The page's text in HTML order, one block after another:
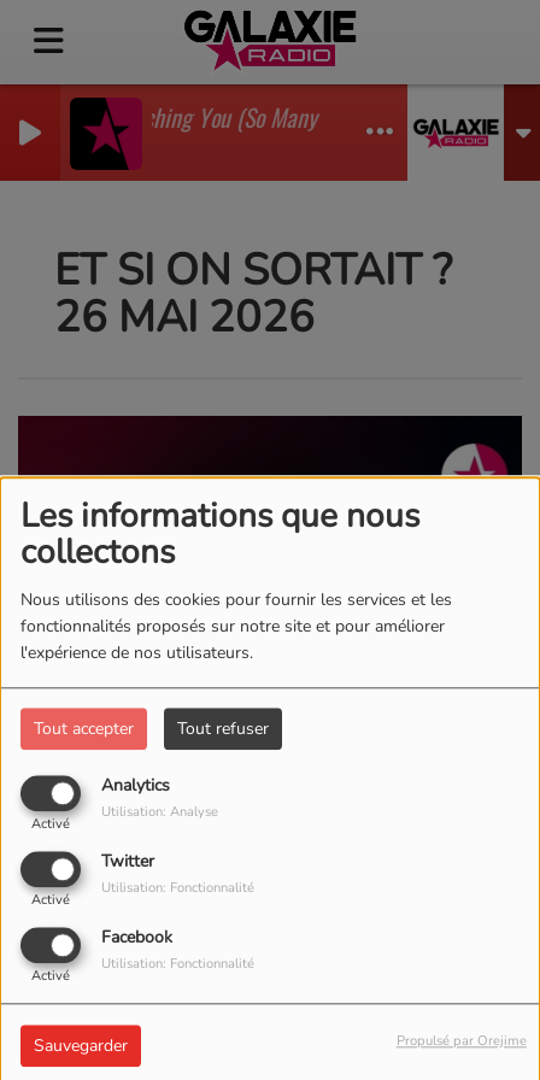
Les informations que nous
collectons
Nous utilisons des cookies pour fournir les services et les
fonctionnalités proposés sur notre site et pour améliorer
l'expérience de nos utilisateurs.
Tout accepter Tout refuser
Analytics
Activé
Utilisation: Analyse
Twitter
Activé
Utilisation: Fonctionnalité
Facebook
Activé
Utilisation: Fonctionnalité
Sauvegarder Propulsé par Orejime
I'm Watching You (So Many Times) (Sean Finn Remix)
GADJO
ET SI ON SORTAIT ?
26 MAI 2026
26 MAI 2026 -
Et si on sortait ? Le Replay !
Véronique vous donne les meilleurs plans tous les matins de la